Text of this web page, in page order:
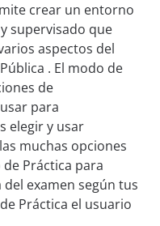
crear un entorno
supervisado que
aspectos del
. El modo de
de
para
elegir y usar
muchas opciones
Práctica para
examen según tus
Práctica el usuario